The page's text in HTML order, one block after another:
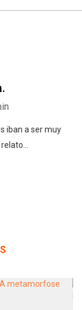
iban a ser muy